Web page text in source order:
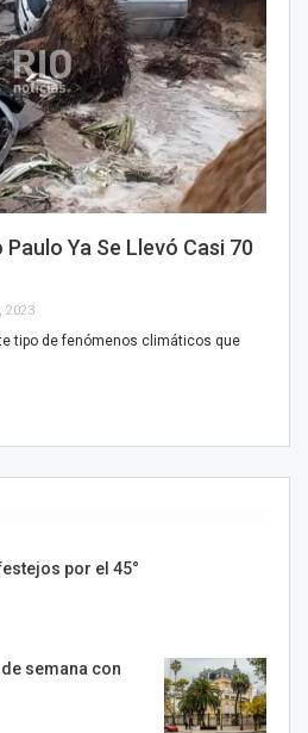
Paulo Ya Se Llevó Casi 70
2023
tipo de fenómenos climáticos que
por el 45°
semana con